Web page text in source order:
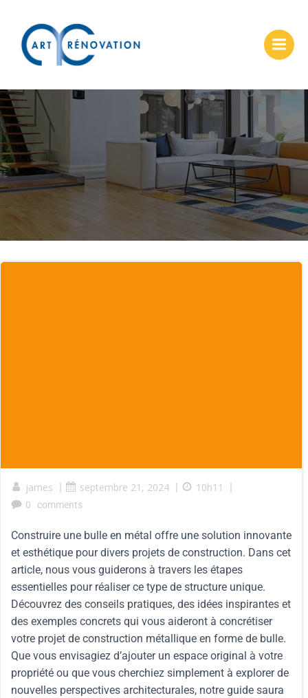
james | septembre 21, 2024 | 10h11
|
0
comments
Construire une bulle en métal offre une solution innovante
et esthétique pour divers projets de construction. Dans cet
article, nous vous guiderons à travers les étapes
essentielles pour réaliser ce type de structure unique.
Découvrez des conseils pratiques, des idées inspirantes et
des exemples concrets qui vous aideront à concrétiser
votre projet de construction métallique en forme de bulle.
Que vous envisagiez d’ajouter un espace original à votre
propriété ou que vous cherchiez simplement à explorer de
nouvelles perspectives architecturales, notre guide saura